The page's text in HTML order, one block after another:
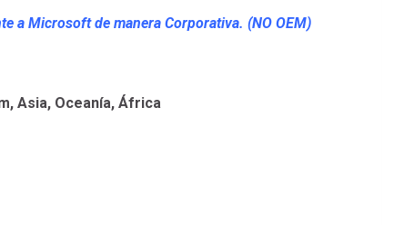
a Microsoft de manera Corporativa. (NO OEM)
Asia, Oceanía, África